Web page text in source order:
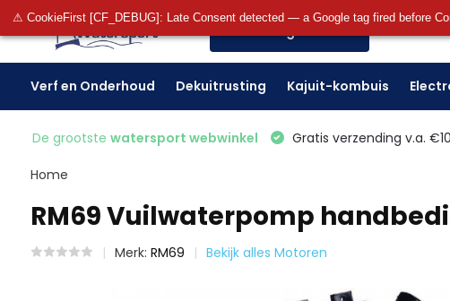
⚠ CookieFirst [CF_DEBUG]: Late Consent detected — a Google tag fired before
Verf en Onderhoud Dekuitrusting Kajuit-kombuis
De grootste watersport webwinkel Gratis verzending v.a.
Home
RM69 Vuilwaterpomp
Merk: RM69 Bekijk alles Motoren